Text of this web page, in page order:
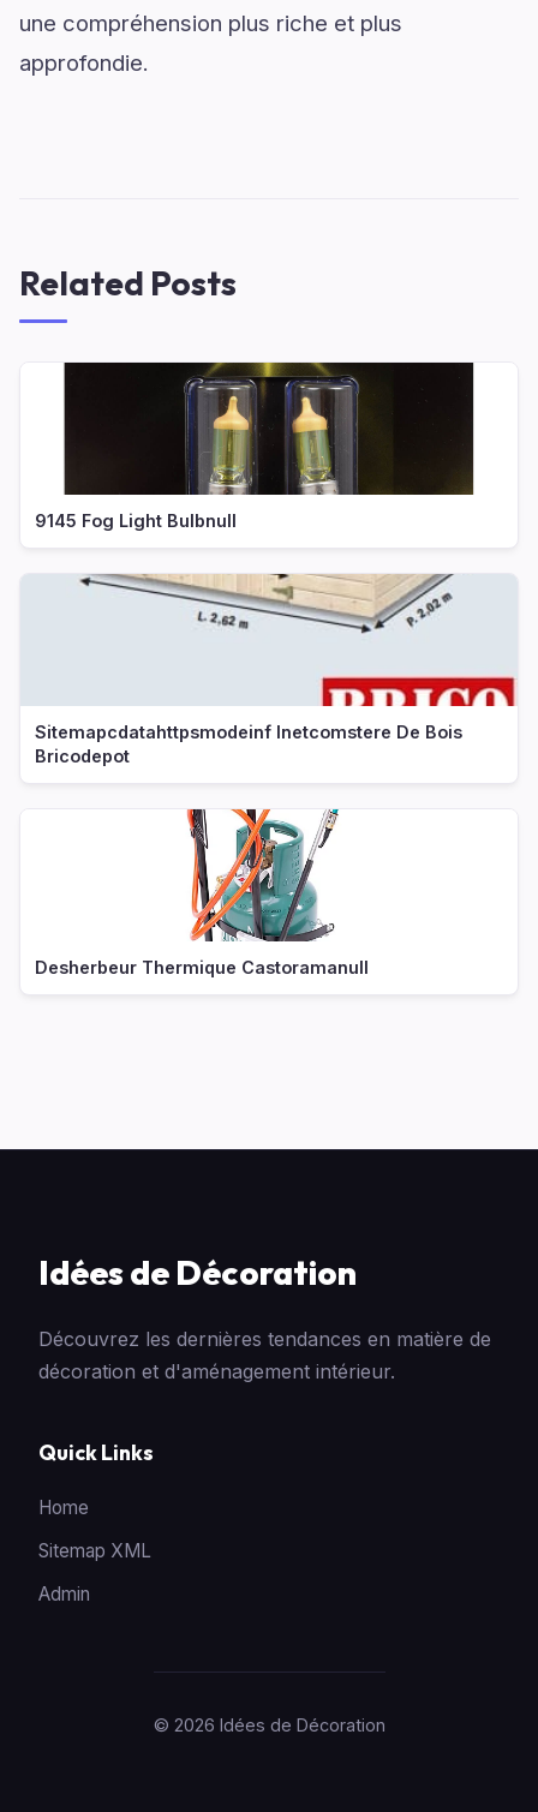
une compréhension plus riche et plus
approfondie.
Related Posts
9145 Fog Light Bulbnull
Sitemapcdatahttpsmodeinf Inetcomstere De Bois
Bricodepot
Desherbeur Thermique Castoramanull
Idées de Décoration
Découvrez les dernières tendances en matière de
décoration et d'aménagement intérieur.
Quick Links
Home
Sitemap XML
Admin
© 2026 Idées de Décoration